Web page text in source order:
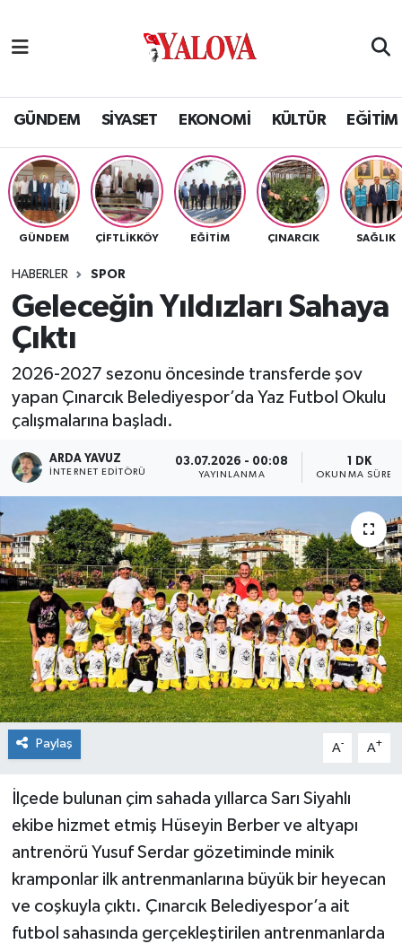
GÜNDEM SİYASET EKONOMİ KÜLTÜR EĞİTİM
GÜNDEM ÇİFTLİKKÖY EĞİTİM ÇINARCIK SAĞLIK
HABERLER SPOR
Geleceğin Yıldızları Sahaya
Çıktı
2026-2027 sezonu öncesinde transferde şov
yapan Çınarcık Belediyespor’da Yaz Futbol Okulu
çalışmalarına başladı.
ARDA YAVUZ
İNTERNET EDITÖRÜ
03.07.2026 - 00:08
YAYINLANMA
1 DK
OKUNMA
Paylaş A- A+
İlçede bulunan çim sahada yıllarca Sarı Siyahlı
ekibe hizmet etmiş Hüseyin Berber ve altyapı
antrenörü Yusuf Serdar gözetiminde minik
kramponlar ilk antrenmanlarına büyük bir heyecan
ve coşkuyla çıktı. Çınarcık Belediyespor’a ait
futbol sahasında gerçekleştirilen antrenmanlarda
SİYASET
EKONOMİ
KÜLTÜR
BİLİM VE TEKNOLOJİ
ASAYİŞ
SAĞLIK
ULUSAL
İLÇELERİMİZ
RESMİ İLAN
Yalova Nöbetçi Eczaneler
Yalova Hava Durumu
Yalova Namaz Vakitleri
Yalova Trafik Yoğunluk Haritası
Tüm Manşetler
Son Dakika Haberleri
Haber Arşivi